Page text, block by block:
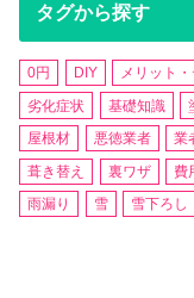
タグから探す
0円 DIY メリット
劣化症状
基礎知識
屋根材
悪徳業者 業
葺き替え
裏ワザ 費
雨漏り
雪 雪下ろし